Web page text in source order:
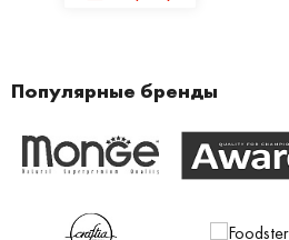
Популярные бренды